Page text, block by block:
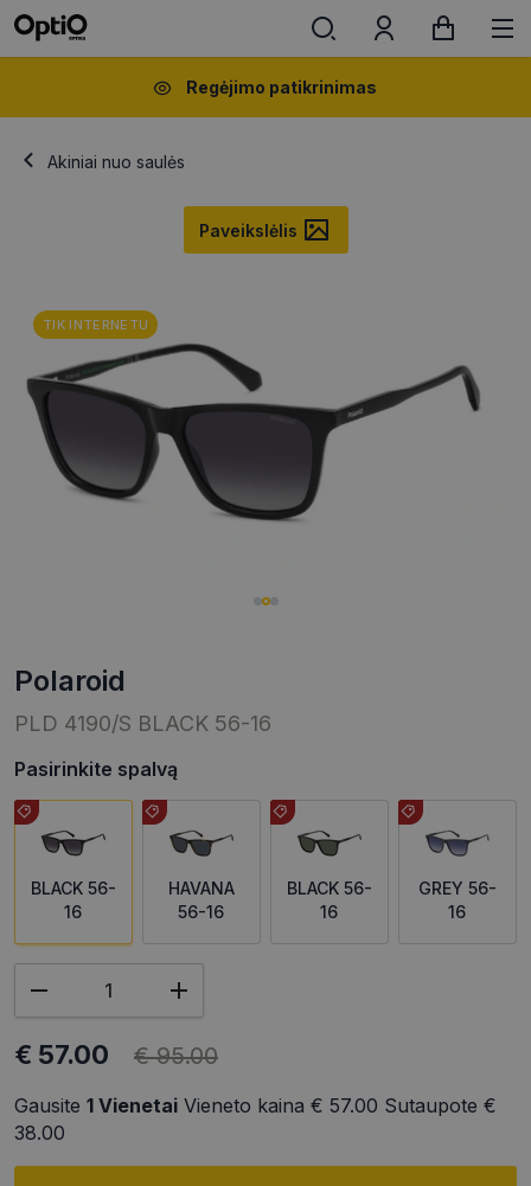
Regėjimo patikrinimas
Akiniai nuo saulės
Paveikslėlis
TIK INTERNETU
polaroid
PLD 4190/S BLACK 56-16
Pasirinkite spalvą
BLACK 56-
16
HAVANA
56-16
BLACK 56-
16
GREY 56-
16
€ 57.00 € 95.00
Gausite 1 Vienetai Vieneto kaina € 57.00 Sutaupote €
38.00